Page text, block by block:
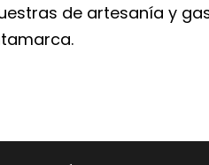
de artesanía y